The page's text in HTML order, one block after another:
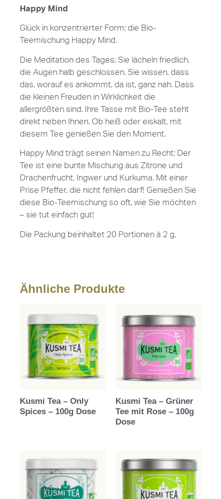
Happy Mind
Glück in konzentrierter Form: die Bio-
Teemischung Happy Mind.
Die Meditation des Tages: Sie lächeln friedlich,
die Augen halb geschlossen. Sie wissen, dass
das, worauf es ankommt, da ist, ganz nah. Dass
die kleinen Freuden in Wirklichkeit die
allergrößten sind. Ihre Tasse mit Bio-Tee steht
direkt neben Ihnen. Ob heiß oder eiskalt, mit
diesem Tee genießen Sie den Moment.
Happy Mind trägt seinen Namen zu Recht: Der
Tee ist eine bunte Mischung aus Zitrone und
Drachenfrucht, Ingwer und Kurkuma. Mit einer
Prise Pfeffer, die nicht fehlen darf! Genießen Sie
diese Bio-Teemischung so oft, wie Sie möchten
– sie tut einfach gut!
Die Packung beinhaltet 20 Portionen à 2 g.
Ähnliche Produkte
Kusmi Tea – Only
Spices – 100g Dose
Kusmi Tea – Grüner
Tee mit Rose – 100g
Dose